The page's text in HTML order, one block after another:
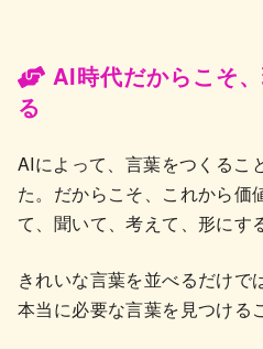
AI時代だからこそ
る
AIによって、言葉をつくるこ
た。だからこそ、これから価
て、聞いて、考えて、形にす
きれいな言葉を並べるだけで
本当に必要な言葉を見つける